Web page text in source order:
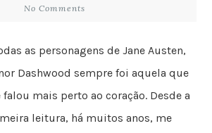
No Comments
as personagens de Jane Austen,
Dashwood sempre foi aquela que
falou mais perto ao coração. Desde a
leitura, há muitos anos, me